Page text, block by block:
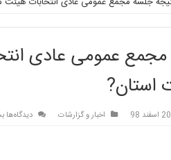
عمومی عادی
استان?
20 اسفند 98 اخبار و گزارشات دیدگاه‌ها